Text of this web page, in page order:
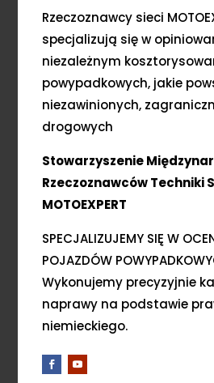
Rzeczoznawcy sieci
specjalizują się w
niezależnym
powypadkowych, jakie
niezawinionych,
drogowych
Stowarzyszenie
Rzeczoznawców Techniki
MOTOEXPERT
SPECJALIZUJEMY SIĘ W
POJAZDÓW
Wykonujemy precyzyjnie
naprawy na podstawie
niemieckiego.